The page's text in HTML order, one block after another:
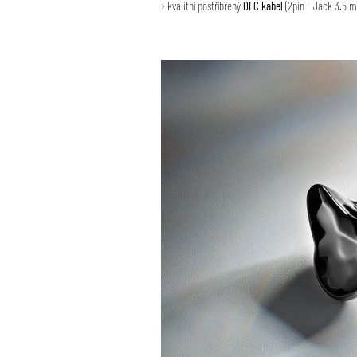
› kvalitní postříbřenýOFC kabel (2pin - Jack 3.5